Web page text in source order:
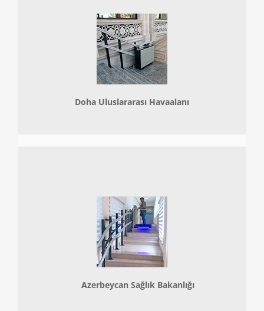
Doha Uluslararası Havaalanı
Azerbeycan Sağlık Bakanlığı